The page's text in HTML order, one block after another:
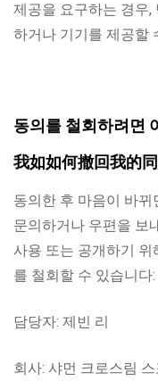
제공을 요구하는 경우,
하거나 기기를 제공할
동의를 철회하려면
我如如何撤回我的
동의한 후 마음이 바
문의하거나 우편을 보
사용 또는 공개하기
를 철회할 수 있습니다:
담당자: 제빈 리
회사: 샤먼 크로스림